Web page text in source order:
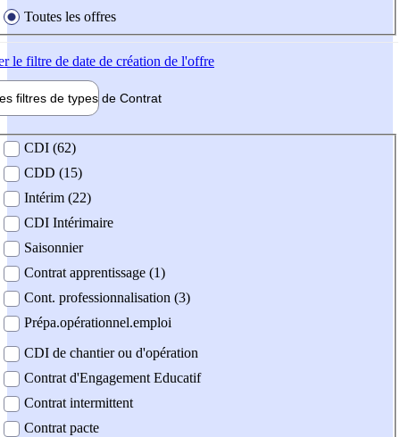
Toutes les offres
le filtre de date de création de l'offre
filtres de types de Contrat
contrat
CDI (62)
CDD (15)
Intérim (22)
CDI Intérimaire
Saisonnier
Contrat apprentissage (1)
Cont. professionnalisation (3)
Prépa.opérationnel.emploi
CDI de chantier ou d'opération
Contrat d'Engagement Educatif
Contrat intermittent
Contrat pacte